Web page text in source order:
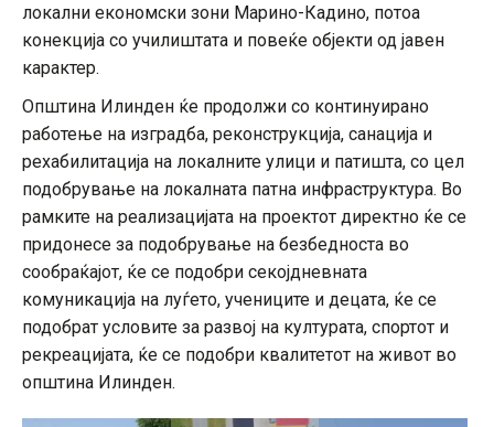
локални економски зони Марино-Кадино, потоа
конекција со училиштата и повеќе објекти од јавен
карактер.
Општина Илинден ќе продолжи со континуирано
работење на изградба, реконструкција, санација и
рехабилитација на локалните улици и патишта, со цел
подобрување на локалната патна инфраструктура. Во
рамките на реализацијата на проектот директно ќе се
придонесе за подобрување на безбедноста во
сообраќајот, ќе се подобри секојдневната
комуникација на луѓето, учениците и децата, ќе се
подобрат условите за развој на културата, спортот и
рекреацијата, ќе се подобри квалитетот на живот во
општина Илинден.